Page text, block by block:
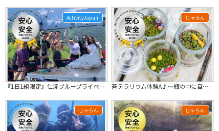
『1日1組限定』仁淀ブループライベートビーチ貸切★マリンアクティビティ体験＆昼食ＢＢＱ★
ActivityJapan
苔テラリウム体験A♪～瓶の中に自分だけのオリジナル空間を作り上げよう！～
じゃらん
じゃらん じゃらん